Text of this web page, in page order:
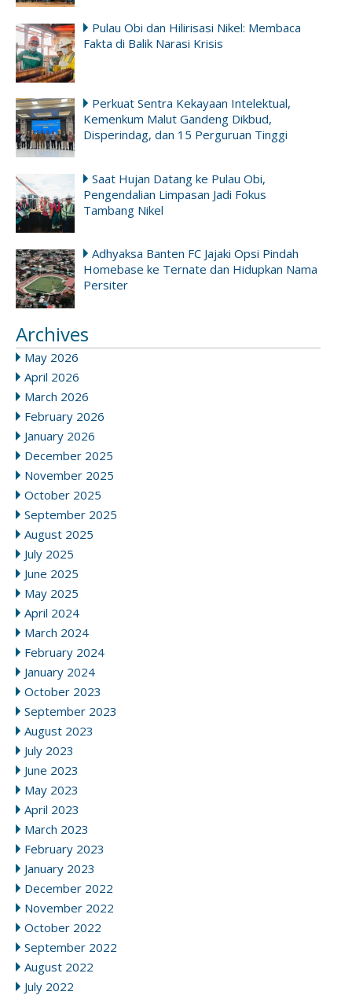
Pulau Obi dan Hilirisasi Nikel: Membaca
Fakta di Balik Narasi Krisis
Perkuat Sentra Kekayaan Intelektual,
Kemenkum Malut Gandeng Dikbud,
Disperindag, dan 15 Perguruan Tinggi
Saat Hujan Datang ke Pulau Obi,
Pengendalian Limpasan Jadi Fokus
Tambang Nikel
Adhyaksa Banten FC Jajaki Opsi Pindah
Homebase ke Ternate dan Hidupkan Nama
Persiter
Archives
May 2026
April 2026
March 2026
February 2026
January 2026
December 2025
November 2025
October 2025
September 2025
August 2025
July 2025
June 2025
May 2025
April 2024
March 2024
February 2024
January 2024
October 2023
September 2023
August 2023
July 2023
June 2023
May 2023
April 2023
March 2023
February 2023
January 2023
December 2022
November 2022
October 2022
September 2022
August 2022
July 2022